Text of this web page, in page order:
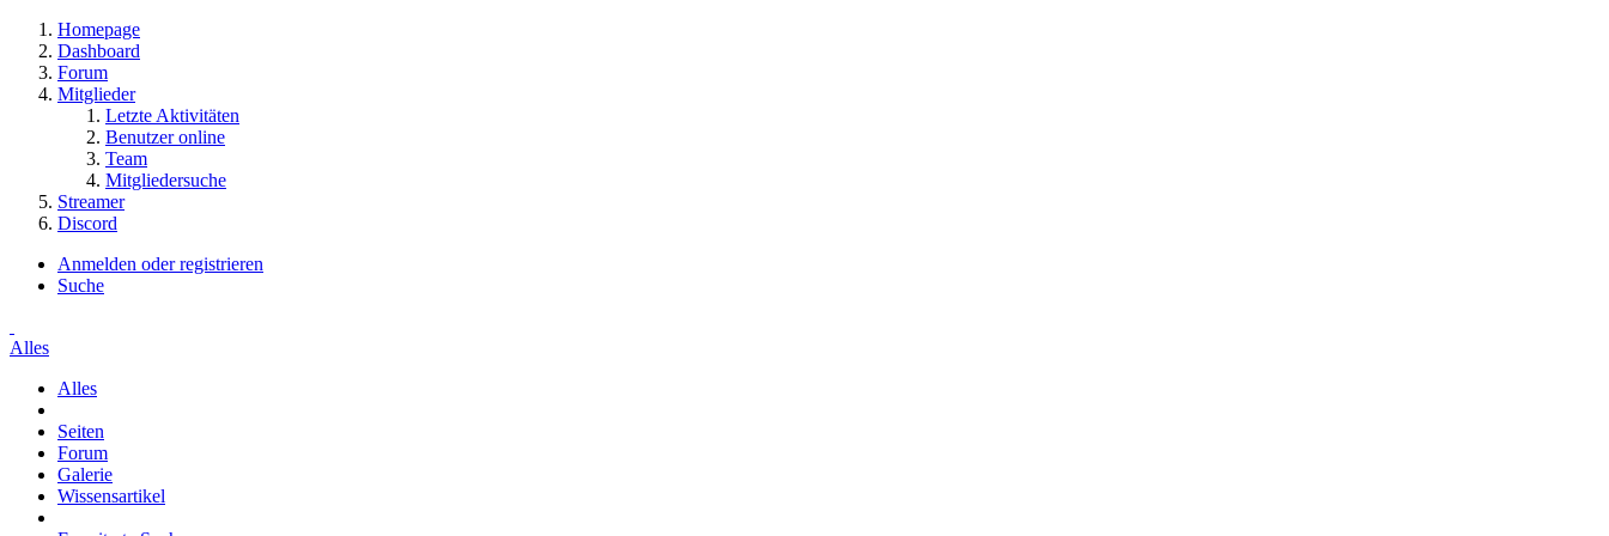
Homepage
Dashboard
Forum
Mitglieder
Letzte Aktivitäten
Benutzer online
Team
Mitgliedersuche
Streamer
Discord
Anmelden oder registrieren
Suche
Alles
Alles
Seiten
Forum
Galerie
Wissensartikel